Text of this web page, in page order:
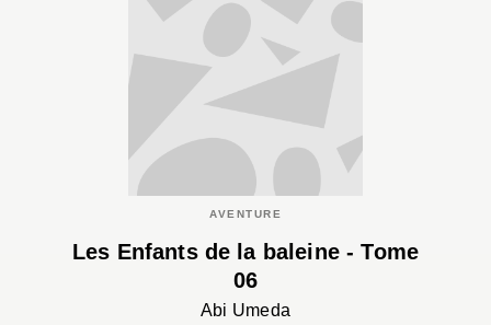
AVENTURE
Les Enfants de la baleine - Tome
06
Abi Umeda